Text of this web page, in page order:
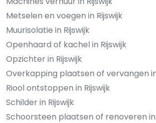
Metselen en voegen in Rijswijk
Muurisolatie in Rijswijk
Openhaard of kachel in Rijswijk
Opzichter in Rijswijk
Overkapping plaatsen of vervangen
Riool ontstoppen in Rijswijk
Schilder in Rijswijk
Schoorsteen plaatsen of renoveren in